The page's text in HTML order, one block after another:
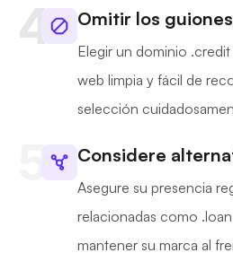
Omitir los guiones
Elegir un dominio
web limpia y fácil de
selección
Considere
Asegure su presencia
relacionadas como
mantener su marca al